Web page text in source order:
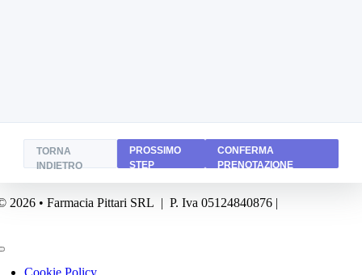
TORNA
INDIETRO
PROSSIMO
STEP
CONFERMA
PRENOTAZIONE
2026 • Farmacia Pittari SRL | P. Iva 05124840876 |
Cookie Policy